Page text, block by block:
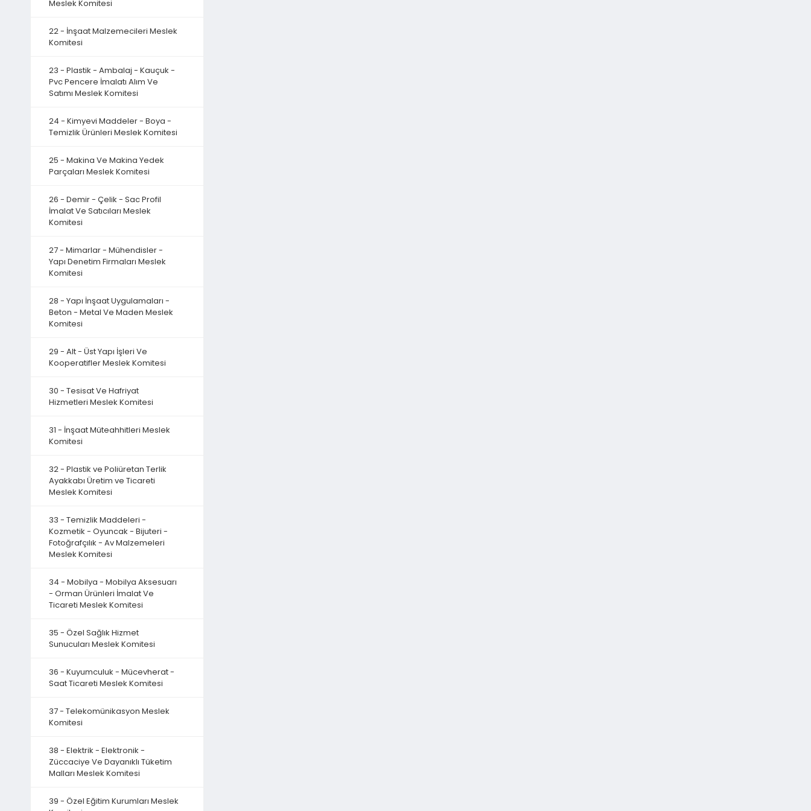
Meslek Komitesi
22 - İnşaat Malzemecileri Meslek
Komitesi
23 - Plastik - Ambalaj - Kauçuk -
Pvc Pencere İmalatı Alım Ve
Satımı Meslek Komitesi
24 - Kimyevi Maddeler - Boya -
Temizlik Ürünleri Meslek Komitesi
25 - Makina Ve Makina Yedek
Parçaları Meslek Komitesi
26 - Demir - Çelik - Sac Profil
İmalat Ve Satıcıları Meslek
Komitesi
27 - Mimarlar - Mühendisler -
Yapı Denetim Firmaları Meslek
Komitesi
28 - Yapı İnşaat Uygulamaları -
Beton - Metal Ve Maden Meslek
Komitesi
29 - Alt - Üst Yapı İşleri Ve
Kooperatifler Meslek Komitesi
30 - Tesisat Ve Hafriyat
Hizmetleri Meslek Komitesi
31 - İnşaat Müteahhitleri Meslek
Komitesi
32 - Plastik ve Poliüretan Terlik
Ayakkabı Üretim ve Ticareti
Meslek Komitesi
33 - Temizlik Maddeleri -
Kozmetik - Oyuncak - Bijuteri -
Fotoğrafçılık - Av Malzemeleri
Meslek Komitesi
34 - Mobilya - Mobilya Aksesuarı
- Orman Ürünleri İmalat Ve
Ticareti Meslek Komitesi
35 - Özel Sağlık Hizmet
Sunucuları Meslek Komitesi
36 - Kuyumculuk - Mücevherat -
Saat Ticareti Meslek Komitesi
37 - Telekomünikasyon Meslek
Komitesi
38 - Elektrik - Elektronik -
Züccaciye Ve Dayanıklı Tüketim
Malları Meslek Komitesi
39 - Özel Eğitim Kurumları Meslek